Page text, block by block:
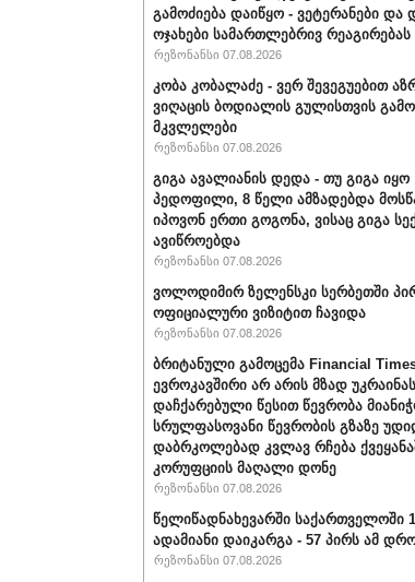
გამოძიება დაიწყო - ვეტერანები
ოჯახები სამართლებრივ რეაგირებას
რეზონანსი 07.08.2026
კობა კობალაძე - ვერ შევეგუებით
ვიღაცის ბოდიალის გულისთვის
მკვლელები
რეზონანსი 07.08.2026
გიგა ავალიანის დედა - თუ გიგა იყო
პედოფილი, 8 წელი ამზადებდა
იპოვონ ერთი გოგონა, ვისაც გიგა
ავიწროებდა
რეზონანსი 07.08.2026
ვოლოდიმირ ზელენსკი სერბეთში
ოფიციალური ვიზიტით ჩავიდა
რეზონანსი 07.08.2026
ბრიტანული გამოცემა Financial
ევროკავშირი არ არის მზად უკრაინას
დაჩქარებული წესით წევრობა
სრულფასოვანი წევრობის გზაზე
დაბრკოლებად კვლავ რჩება
კორუფციის მაღალი დონე
რეზონანსი 07.08.2026
წელიწადნახევარში საქართველოში
ადამიანი დაიკარგა - 57 პირს ამ
რეზონანსი 07.08.2026